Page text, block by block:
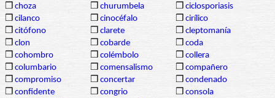
❒ choza ❒ churumbela ❒ ciclosporiasis
❒ cilanco ❒ cinocéfalo ❒ cirílico
❒ citófono ❒ clarete ❒ cleptomanía
❒ clon ❒ cobarde ❒ coda
❒ cohombro ❒ colémbolo ❒ collera
❒ columbario ❒ comensalismo ❒ compañero
❒ compromiso ❒ concertar ❒ condenado
❒ confidente ❒ congrio ❒ consola